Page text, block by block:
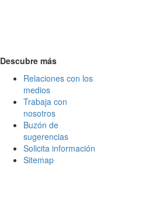
Descubre más
Relaciones con los
medios
Trabaja con
nosotros
Buzón de
sugerencias
Solicita información
Sitemap